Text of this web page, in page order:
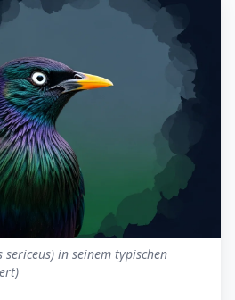
in seinem typischen